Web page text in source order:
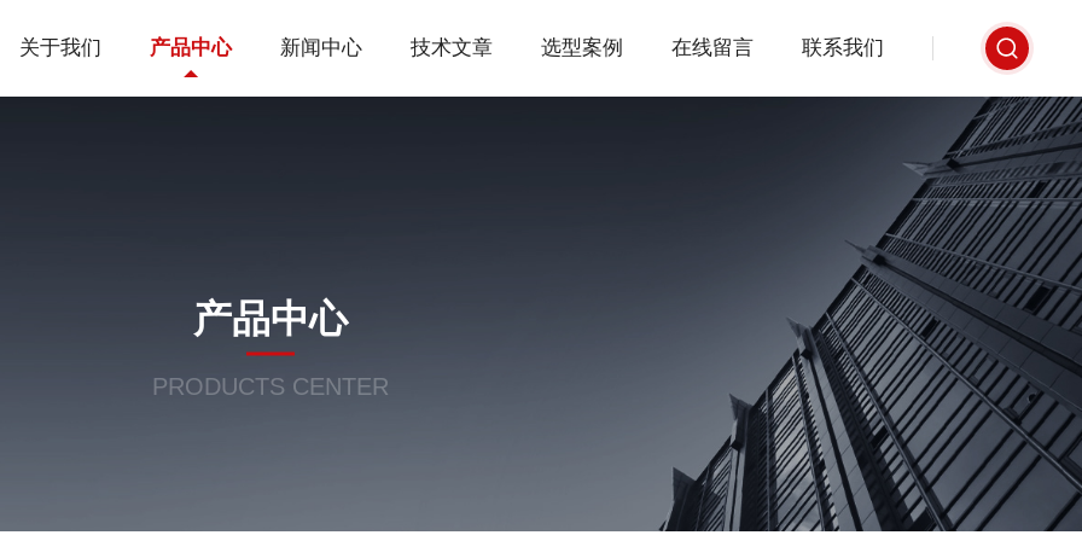
关于我们 产品中心 新闻中心 技术文章 选型案例 在线留言 联系我们
产品中心
PRODUCTS CENTER